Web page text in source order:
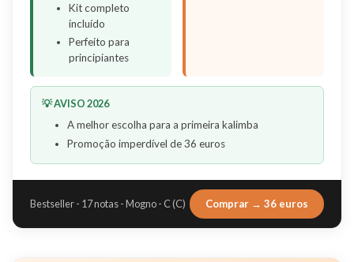
Kit completo
incluído
Perfeito para
principiantes
💡 AVISO 2026
A melhor escolha para a primeira kalimba
Promoção imperdível de 36 euros
Bestseller - 17 notas - Mogno - C (C) Comprar → 36 euros